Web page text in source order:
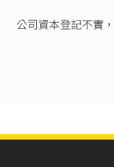
臺灣臺北地
「財產保險
公司資本登記不實